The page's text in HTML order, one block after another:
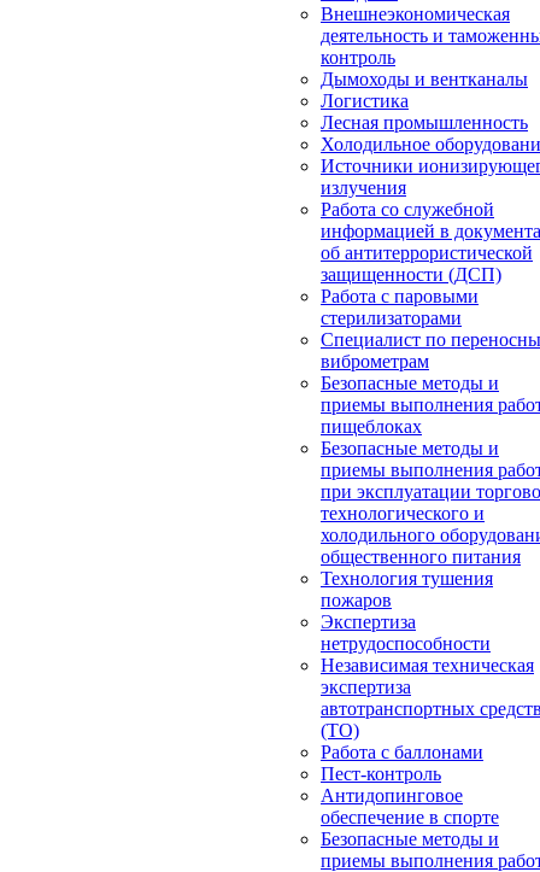
Внешнеэкономическая
деятельность и
контроль
Дымоходы и вентканалы
Логистика
Лесная промышленность
Холодильное
Источники
излучения
Работа со служебной
информацией в
об антитеррористической
защищенности (ДСП)
Работа с паровыми
стерилизаторами
Специалист по
виброметрам
Безопасные методы и
приемы выполнения
пищеблоках
Безопасные методы и
приемы выполнения
при эксплуатации
технологического и
холодильного
общественного питания
Технология тушения
пожаров
Экспертиза
нетрудоспособности
Независимая техническая
экспертиза
автотранспортных
(ТО)
Работа с баллонами
Пест-контроль
Антидопинговое
обеспечение в спорте
Безопасные методы и
приемы выполнения